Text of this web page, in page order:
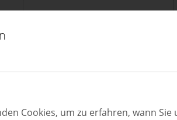
Cookies, um zu erfahren, wann Sie